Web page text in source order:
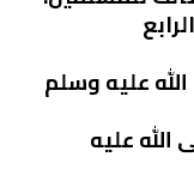
عليه وسلم
عليه